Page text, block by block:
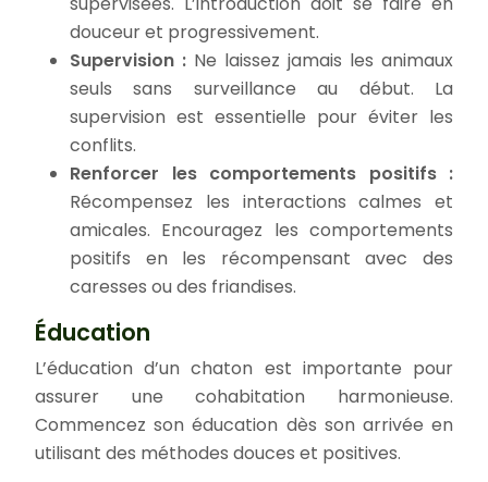
douceur et progressivement.
Supervision : Ne laissez jamais les animaux
seuls sans surveillance au début. La
supervision est essentielle pour éviter les
conflits.
Renforcer les comportements positifs :
Récompensez les interactions calmes et
amicales. Encouragez les comportements
positifs en les récompensant avec des
caresses ou des friandises.
Éducation
L’éducation d’un chaton est importante pour
assurer une cohabitation harmonieuse.
Commencez son éducation dès son arrivée en
utilisant des méthodes douces et positives.